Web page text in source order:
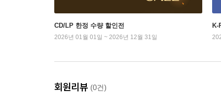
CD/LP 한정 수량 할인전
2026년 01월 01일 ~ 2026년 12월 31일
K-
회원리뷰 (0건)